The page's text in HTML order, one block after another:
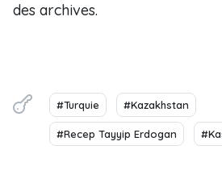
des archives.
#Turquie #Kazakhstan
#Recep Tayyip Erdogan